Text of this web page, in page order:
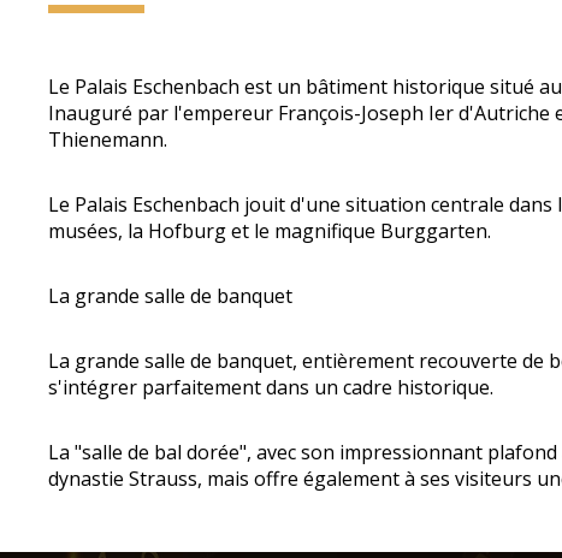
Le Palais Eschenbach est un bâtiment historique situé
Inauguré par l'empereur François-Joseph Ier d'Autriche
Thienemann.
Le Palais Eschenbach jouit d'une situation centrale
musées, la Hofburg et le magnifique Burggarten.
La grande salle de banquet
La grande salle de banquet, entièrement recouverte de
s'intégrer parfaitement dans un cadre historique.
La "salle de bal dorée", avec son impressionnant
dynastie Strauss, mais offre également à ses visiteurs